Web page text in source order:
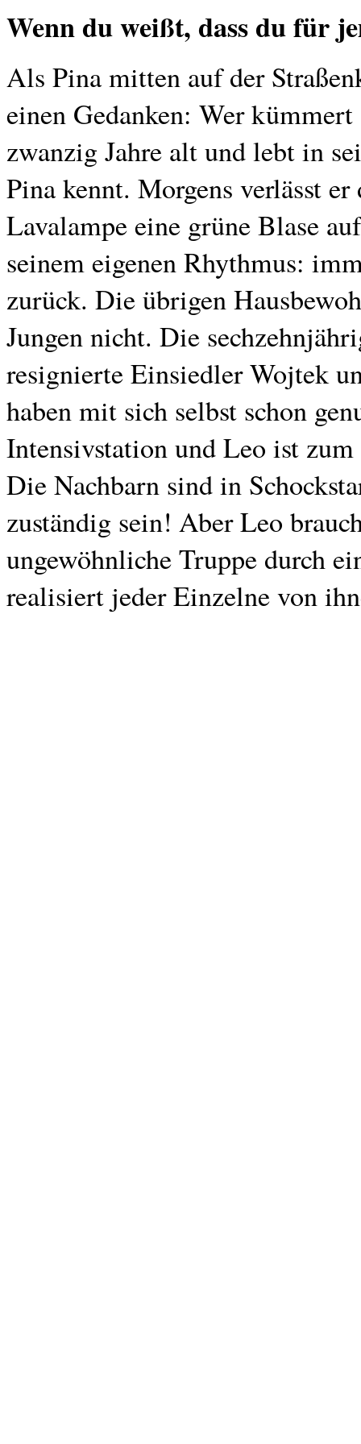
Wenn du weißt, dass du für
Als Pina mitten auf der
einen Gedanken: Wer
zwanzig Jahre alt und lebt in
Pina kennt. Morgens verlässt
Lavalampe eine grüne Blase
seinem eigenen Rhythmus:
zurück. Die übrigen
Jungen nicht. Die
resignierte Einsiedler Wojtek
haben mit sich selbst schon
Intensivstation und Leo ist
Die Nachbarn sind in
zuständig sein! Aber Leo
ungewöhnliche Truppe durch
realisiert jeder Einzelne von